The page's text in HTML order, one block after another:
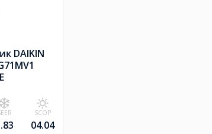
DAIKIN
SCOP
04.04